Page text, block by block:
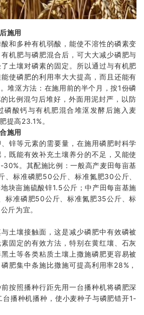
施用
和多种有机弱酸，能使不溶性的磷素变
机肥与磷肥混合后，可大大减少磷肥与
土壤对磷素的固定。所以通过与有机肥
使磷肥的利用率大大提高，而且还能有
堆沤方法：在施用前的半个月，按1份磷
比例混匀后堆好，外面用泥封严，以防
磷酸钙与有机肥混合堆沤发酵后施入麦
提高23.1%。
施用
锌等元素的需要量，在施用磷肥时科学
既能有效补充土壤养分的不足，又能使
。其配施比例：一般高产麦田每亩基
、标准磷肥50公斤、标准氮肥30公斤、
块亩施硫酸锌1.5公斤；中产田每亩基施
标准磷肥50公斤、标准氮肥35公斤、标
斤为宜。
土壤接触面，这是减少磷肥中有效磷被
固定的有效方法，特别在黄红壤、石灰
土等各类粘质土壤上撒施磷肥更容易被
肥集中条施比撒施可提高利用率28%，
按照播种行距先用一台播种机将磷肥深
播种机播种，使小麦种子与磷肥错开1-